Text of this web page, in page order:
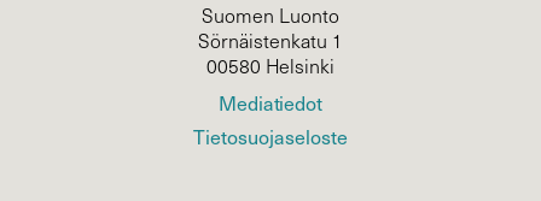
Suomen Luonto
Sörnäistenkatu 1
00580 Helsinki
Mediatiedot
Tietosuojaseloste